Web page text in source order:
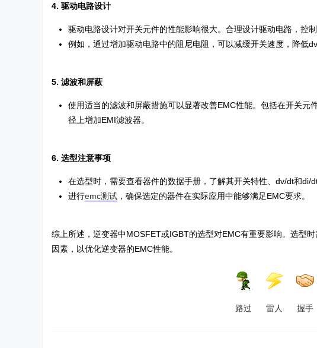
4. 驱动电路设计
驱动电路设计对开关元件的性能影响很大。合理设计驱动电路，控
例如，通过增加驱动电路中的阻尼电阻，可以减缓开关速度，降低
5. 滤波和屏蔽
使用适当的滤波和屏蔽措施可以显著改善EMC性能。包括在开关
径上增加EMI滤波器。
6. 选型注意事项
在选型时，需要查看器件的数据手册，了解其开关特性、dv/dt和di/
进行emc测试 ，确保选定的器件在实际应用中能够满足EMC要求。
综上所述，逆变器中MOSFET或IGBT的选型对EMC有重要影响。选型
因素，以优化逆变器的EMC性能。
路过 雷人 握手